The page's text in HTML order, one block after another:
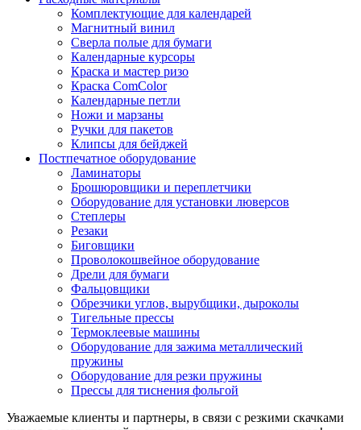
Комплектующие для календарей
Магнитный винил
Сверла полые для бумаги
Календарные курсоры
Краска и мастер ризо
Краска ComColor
Календарные петли
Ножи и марзаны
Ручки для пакетов
Клипсы для бейджей
Постпечатное оборудование
Ламинаторы
Брошюровщики и переплетчики
Оборудование для установки люверсов
Степлеры
Резаки
Биговщики
Проволокошвейное оборудование
Дрели для бумаги
Фальцовщики
Обрезчики углов, вырубщики, дыроколы
Тигельные прессы
Термоклеевые машины
Оборудование для зажима металлический
пружины
Оборудование для резки пружины
Прессы для тиснения фольгой
Уважаемые клиенты и партнеры, в связи с резкими скачками